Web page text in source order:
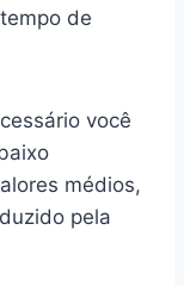
de
você
médios,
pela